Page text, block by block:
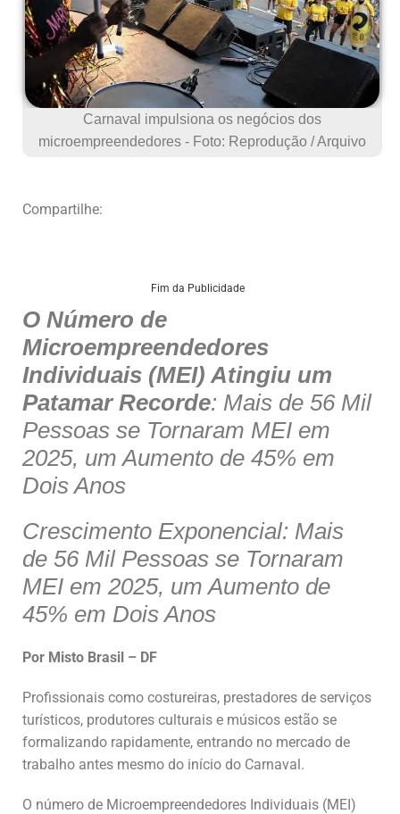
Carnaval impulsiona os negócios dos
microempreendedores - Foto: Reprodução / Arquivo
Compartilhe:
Fim da Publicidade
O Número de
Microempreendedores
Individuais (MEI) Atingiu um
Patamar Recorde: Mais de 56 Mil
Pessoas se Tornaram MEI em
2025, um Aumento de 45% em
Dois Anos
Crescimento Exponencial: Mais
de 56 Mil Pessoas se Tornaram
MEI em 2025, um Aumento de
45% em Dois Anos
Por Misto Brasil – DF
Profissionais como costureiras, prestadores de serviços
turísticos, produtores culturais e músicos estão se
formalizando rapidamente, entrando no mercado de
trabalho antes mesmo do início do Carnaval.
O número de Microempreendedores Individuais (MEI)